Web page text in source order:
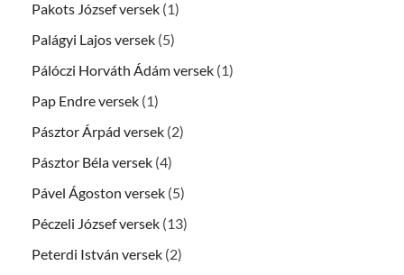
Pakots József versek (1)
Palágyi Lajos versek (5)
Pálóczi Horváth Ádám versek (1)
Pap Endre versek (1)
Pásztor Árpád versek (2)
Pásztor Béla versek (4)
Pável Ágoston versek (5)
Péczeli József versek (13)
Peterdi István versek (2)